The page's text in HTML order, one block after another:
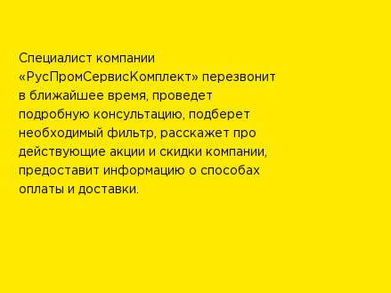
Специалист компании
«РусПромСервисКомплект» перезвонит
в ближайшее время, проведет
подробную консультацию, подберет
необходимый фильтр, расскажет про
действующие акции и скидки компании,
предоставит информацию о способах
оплаты и доставки.